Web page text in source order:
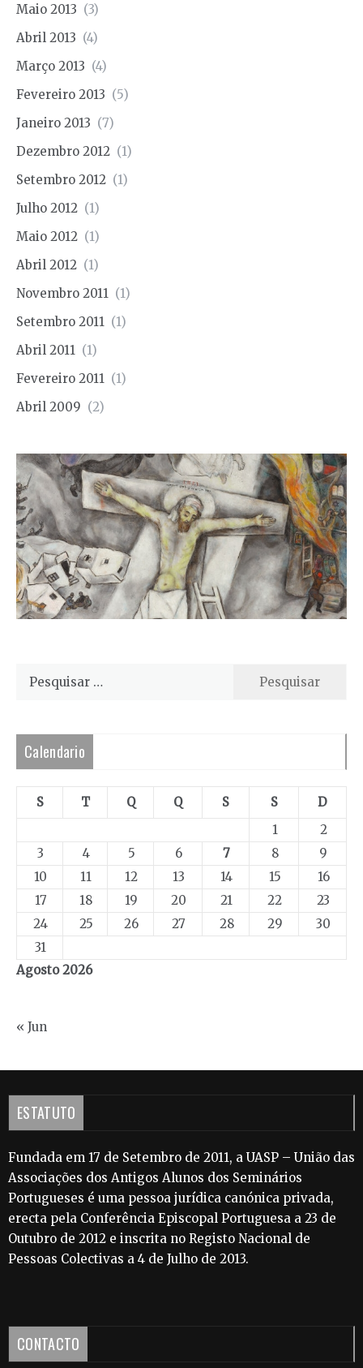
Maio 2013 (3)
Abril 2013 (4)
Março 2013 (4)
Fevereiro 2013 (5)
Janeiro 2013 (7)
Dezembro 2012 (1)
Setembro 2012 (1)
Julho 2012 (1)
Maio 2012 (1)
Abril 2012 (1)
Novembro 2011 (1)
Setembro 2011 (1)
Abril 2011 (1)
Fevereiro 2011 (1)
Abril 2009 (2)
Pesquisar
Calendario
Agosto 2026
S T Q Q S S
D
1
2
3
4 5 6 7 8
9
10
11 12 13 14 15
16
17
18 19 20 21 22
23
24
25 26 27 28 29
30
31
« Jun
ESTATUTO
Fundada em 17 de Setembro de 2011, a UASP – União das
Associações dos Antigos Alunos dos Seminários
Portugueses é uma pessoa jurídica canónica privada,
erecta pela Conferência Episcopal Portuguesa a 23 de
Outubro de 2012 e inscrita no Registo Nacional de
Pessoas Colectivas a 4 de Julho de 2013.
CONTACTO